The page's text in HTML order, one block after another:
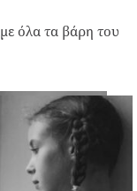
όλα τα βάρη του